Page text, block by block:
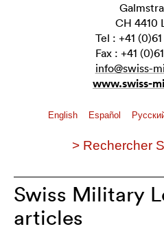
CH 4410
Tel : +41
Fax : +41
info@swiss-
www.swiss-
English Español
> Rechercher
Swiss Military
articles